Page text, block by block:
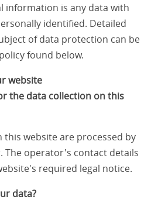
information is any data with
identified. Detailed
of data protection can be
found below.
website
the data collection on this
this website are processed by
The operator's contact details
required legal notice.
data?